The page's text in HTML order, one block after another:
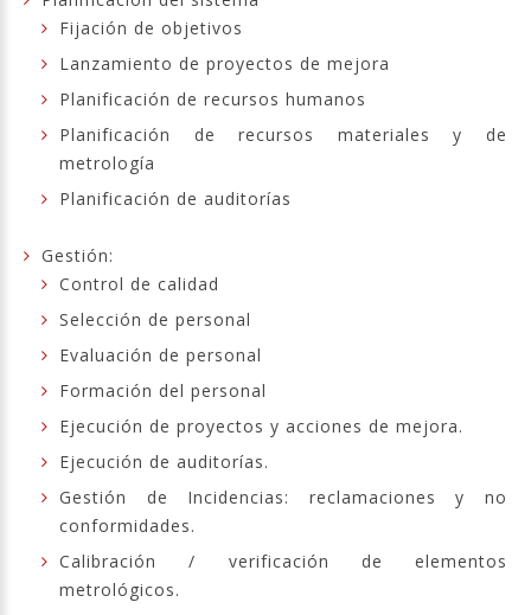
Fijación de objetivos
Lanzamiento de proyectos de mejora
Planificación de recursos humanos
Planificación de recursos materiales y de
metrología
Planificación de auditorías
Gestión:
Control de calidad
Selección de personal
Evaluación de personal
Formación del personal
Ejecución de proyectos y acciones de mejora.
Ejecución de auditorías.
Gestión de Incidencias: reclamaciones y no
conformidades.
Calibración / verificación de elementos
metrológicos.